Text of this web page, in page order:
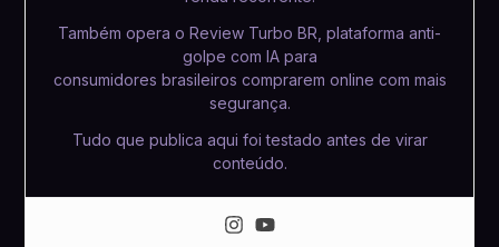
Também opera o Review Turbo BR, plataforma anti-
golpe com IA para
consumidores brasileiros comprarem online com mais
segurança.
Tudo que publica aqui foi testado antes de virar
conteúdo.